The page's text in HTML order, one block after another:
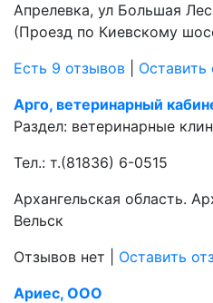
Апрелевка, ул Большая
(Проезд по Киевскому
Есть 9 отзывов
Оставить
Арго, ветеринарный
Раздел: ветеринарные
Тел.: т.(81836) 6-0515
Архангельская область.
Вельск
Отзывов нет
Оставить
Ариес, ООО